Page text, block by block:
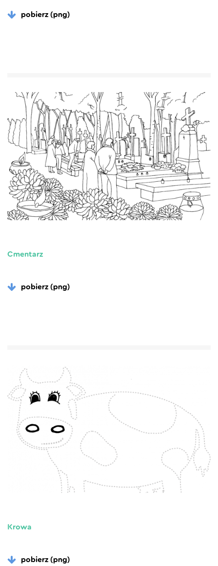
pobierz (png)
Cmentarz
pobierz (png)
Krowa
pobierz (png)